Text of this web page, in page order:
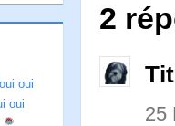
oui oui
oui
2
25